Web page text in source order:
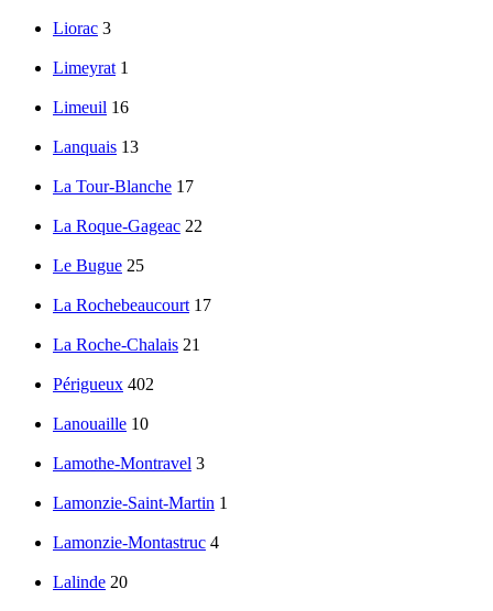
Liorac 3
Limeyrat 1
Limeuil 16
Lanquais 13
La Tour-Blanche 17
La Roque-Gageac 22
Le Bugue 25
La Rochebeaucourt 17
La Roche-Chalais 21
Périgueux 402
Lanouaille 10
Lamothe-Montravel 3
Lamonzie-Saint-Martin 1
Lamonzie-Montastruc 4
Lalinde 20